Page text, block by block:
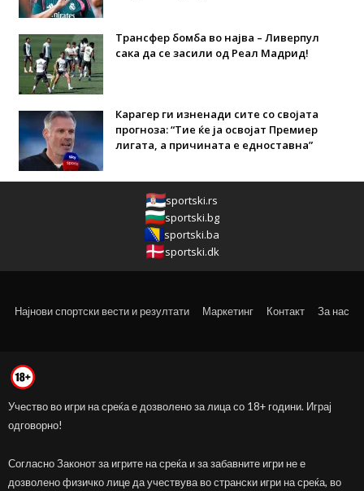
Трансфер бомба во најва – Ливерпул
сака да се засили од Реал Мадрид!
Карагер ги изненади сите со својата
прогноза: “Тие ќе ја освојат Премиер
лигата, а причината е едноставна”
sportski.rs
sportski.bg
sportski.ba
sportski.dk
Најнови спортски вести и резултати Маркетинг Контакт За нас
Учество во игри на среќа е дозволено за лица со 18+ години. Играј
одговорно!
Согласно Законот за игрите на среќа и за забавните игри не е
дозволено физичко лице да учествува во странски игри на среќа, во